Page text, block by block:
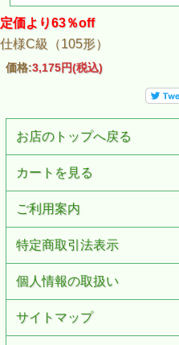
定価より63％off
仕様C級（105形）
価格:3,175円(税込)
お店のトップへ戻る
カートを見る
ご利用案内
特定商取引法表示
個人情報の取扱い
サイトマップ